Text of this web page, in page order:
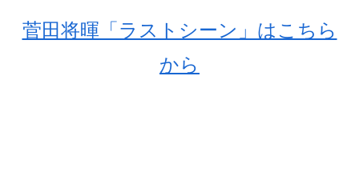
菅田将暉「ラストシーン」はこちら
から